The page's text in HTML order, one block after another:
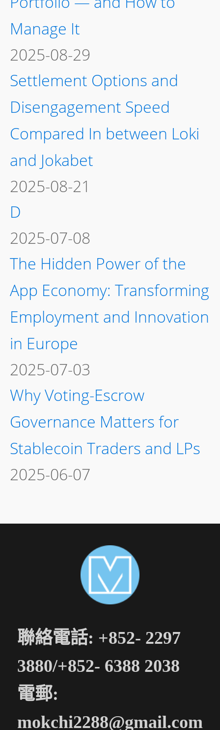
Manage It
2025-08-29
Settlement Options and
Disengagement Speed
Compared In between Loki
and Jokabet
2025-08-21
D
2025-07-08
The Hidden Power of the
App Economy: Transforming
Employment and Innovation
in Europe
2025-07-03
Why Voting-Escrow
Governance Matters for
Stablecoin Traders and LPs
2025-06-07
聯絡電話: +852- 2297
3880/+852- 6388 2038
電郵:
mokchi2288@gmail.com